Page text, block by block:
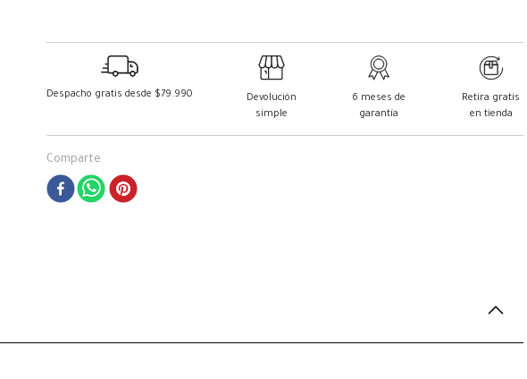
Despacho gratis desde $79.990
Devolución
simple
6 meses de
garantía
Retira gratis
en tienda
Comparte